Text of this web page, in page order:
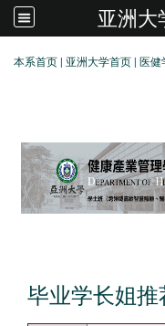
亚洲大
本系首页 亚洲大学首页 医健
毕业学长姐推